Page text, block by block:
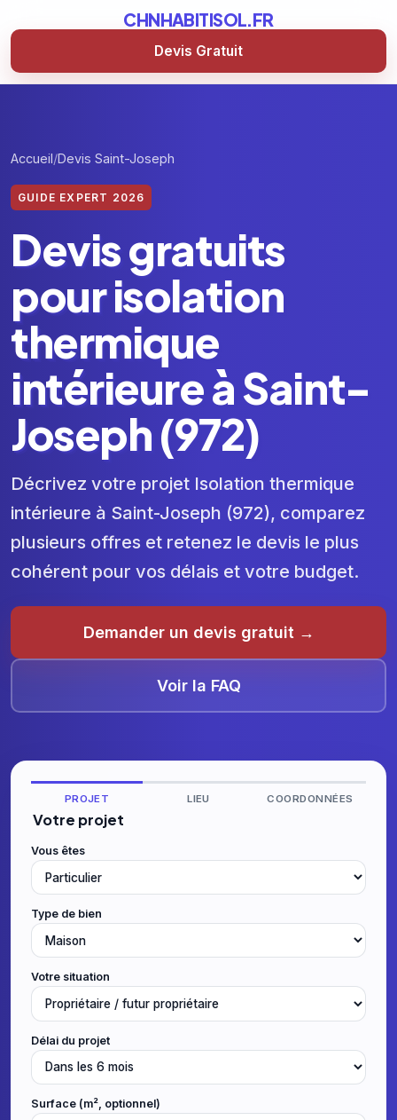
CHNHABITISOL.FR
Devis Gratuit
Accueil Devis Saint-Joseph
GUIDE EXPERT 2026
Devis gratuits
pour isolation
thermique
intérieure à Saint-
Joseph (972)
Décrivez votre projet Isolation thermique
intérieure à Saint-Joseph (972), comparez
plusieurs offres et retenez le devis le plus
cohérent pour vos délais et votre budget.
Demander un devis gratuit →
Voir la FAQ
PROJET LIEU COORDONNÉES
Votre projet
Vous êtes
Type de bien
Votre situation
Délai du projet
Surface (m², optionnel)